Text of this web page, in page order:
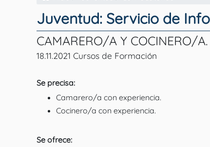
Juventud: Servicio de
CAMARERO/A Y COCINERO/
18.11.2021 Cursos de Formación
Se precisa:
Camarero/a con experiencia.
Cocinero/a con experiencia.
Se ofrece: